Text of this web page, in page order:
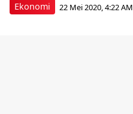
Ekonomi 22 Mei 2020, 4:22 AM